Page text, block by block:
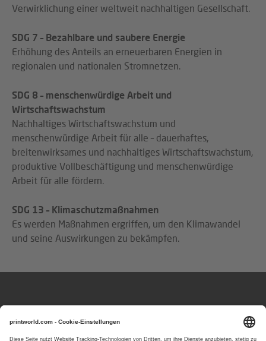
Verwirklichung einer weltweit nachhaltigen Gesellschaft.
SDG 7 – Bezahlbare und saubere Energie
Erhöhung des Anteils an erneuerbaren Energien in
regionalen und nationalen Stromnetzen.
SDG 8 – menschenwürdige Arbeit und
Wirtschaftswachstum
Nachhaltiges Wirtschaftswachstum und
menschenwürdige Arbeit für alle – dauerhaftes,
breitenwirksames und nachhaltiges Wirtschaftswachstum,
produktive Vollbeschäftigung und menschenwürdige
Arbeit für alle fördern.
SDG 13 – Klimaschutzmaßnahmen
Es werden Maßnahmen ergriffen, um den Klimawandel
und seine Auswirkungen zu bekämpfen.